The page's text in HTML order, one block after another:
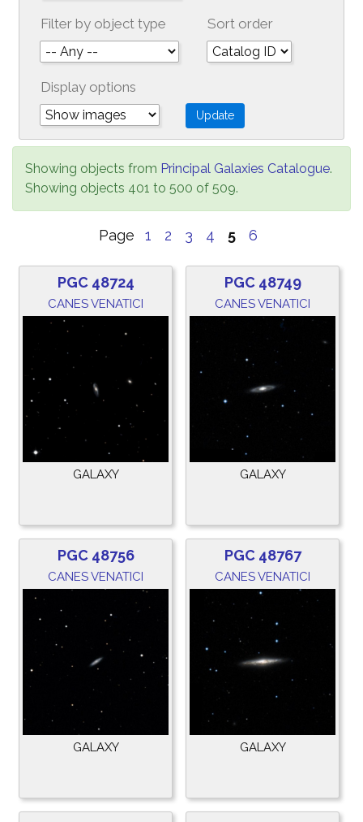
Filter by object type Sort order
Display options
Showing objects from Principal Galaxies Catalogue.
Showing objects 401 to 500 of 509.
Page 1 2 3 4 5 6
PGC 48724
CANES VENATICI
GALAXY
PGC 48749
CANES VENATICI
GALAXY
PGC 48756
CANES VENATICI
GALAXY
PGC 48767
CANES VENATICI
GALAXY